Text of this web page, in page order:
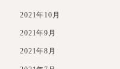
2021年10月
2021年9月
2021年8月